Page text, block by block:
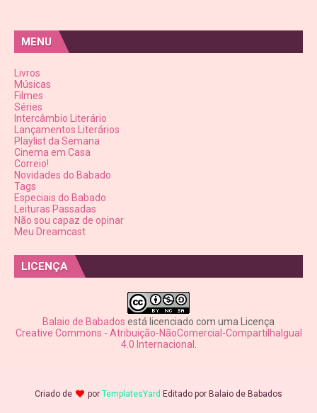
MENU
Livros
Músicas
Filmes
Séries
Intercâmbio Literário
Lançamentos Literários
Playlist da Semana
Cinema em Casa
Correio!
Novidades do Babado
Tags
Especiais do Babado
Leituras Passadas
Não sou capaz de opinar
Meu Dreamcast
LICENÇA
Balaio de Babados está licenciado com uma Licença
Creative Commons - Atribuição-NãoComercial-CompartilhaIgual
4.0 Internacional
Criado de por TemplatesYard Editado por Balaio de Babados